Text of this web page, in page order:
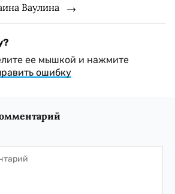
Ваулина
ее мышкой и нажмите
ошибку